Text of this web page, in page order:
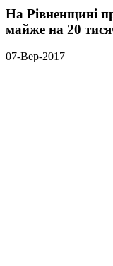
На Рівненщині
майже на 20
07-Вер-2017